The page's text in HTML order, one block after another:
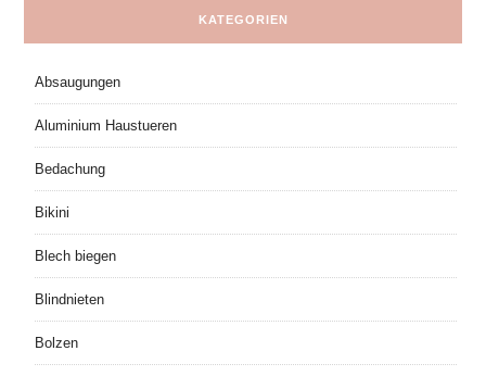
KATEGORIEN
Absaugungen
Aluminium Haustueren
Bedachung
Bikini
Blech biegen
Blindnieten
Bolzen